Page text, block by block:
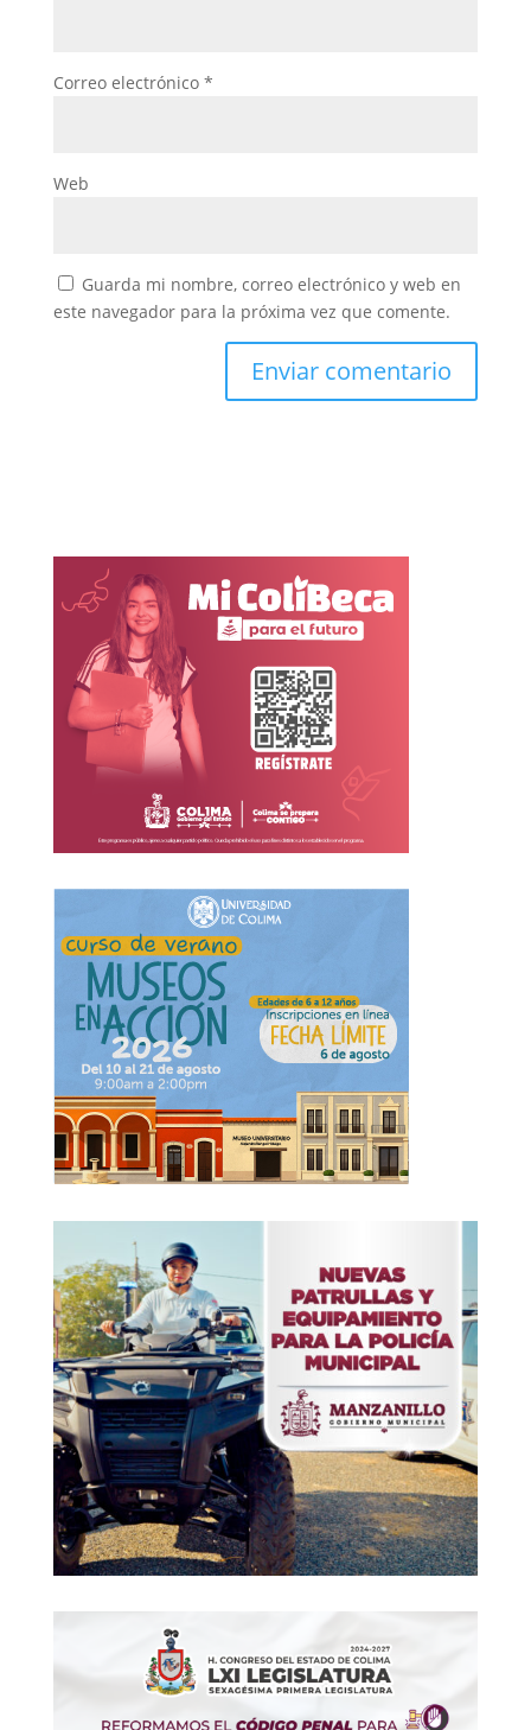
Correo electrónico *
Web
Guarda mi nombre, correo electrónico y web en
este navegador para la próxima vez que comente.